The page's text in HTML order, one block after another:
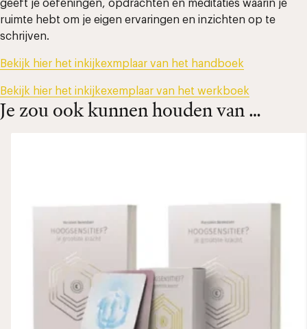
geeft je oefeningen, opdrachten en meditaties waarin je
ruimte hebt om je eigen ervaringen en inzichten op te
schrijven.
Bekijk hier het inkijkexmplaar van het handboek
Bekijk hier het inkijkexemplaar van het werkboek
Je zou ook kunnen houden van …